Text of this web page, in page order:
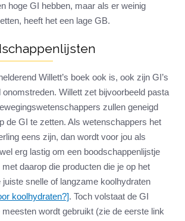
hoge GI hebben, maar als er weinig
heeft het een lage GB.
Willett’s boek ook is, ook zijn GI’s
onomstreden. Willett zet bijvoorbeeld pasta
zullen geneigd
de GI te zetten. Als wetenschappers het
eens zijn, dan wordt voor jou als
wel erg lastig om een boodschappenlijstje
daarop die producten die je op het
juiste snelle of langzame koolhydraten
koolhydraten?]. Toch volstaat de GI
wordt gebruikt (zie de eerste link